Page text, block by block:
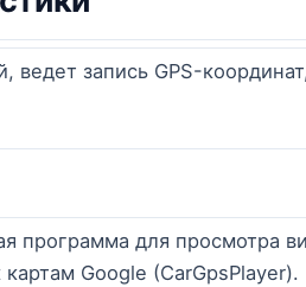
ведет запись GPS-
программа для просмотра
Google (CarGpsPlayer).